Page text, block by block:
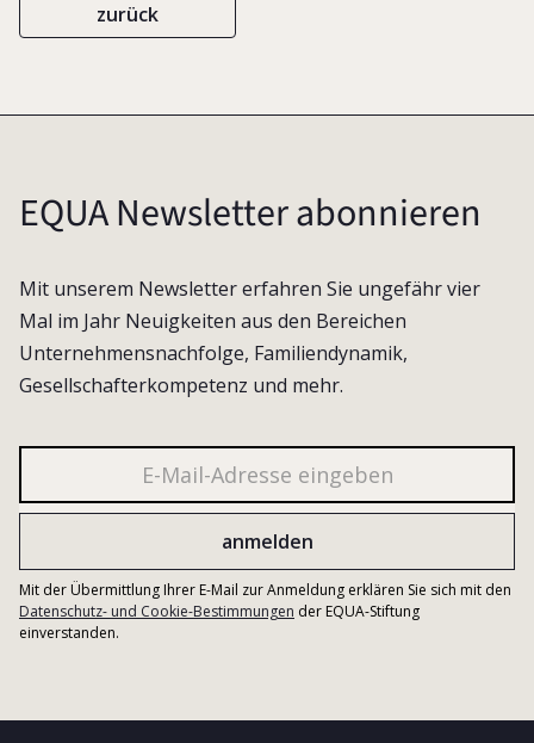
zurück
EQUA Newsletter abonnieren
Mit unserem Newsletter erfahren Sie ungefähr vier
Mal im Jahr Neuigkeiten aus den Bereichen
Unternehmensnachfolge, Familiendynamik,
Gesellschafterkompetenz und mehr.
Mit der Übermittlung Ihrer E-Mail zur Anmeldung erklären Sie sich mit den
Datenschutz- und Cookie-Bestimmungen der EQUA-Stiftung
einverstanden.